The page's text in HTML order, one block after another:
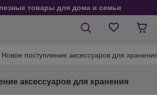
товары для дома и семьи
Новое поступление аксессуаров для
аксессуаров для хранения